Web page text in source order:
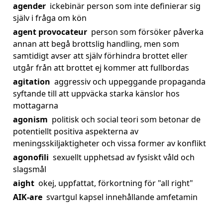
agender ickebinär person som inte definierar sig
själv i fråga om kön
agent provocateur person som försöker påverka
annan att begå brottslig handling, men som
samtidigt avser att själv förhindra brottet eller
utgår från att brottet ej kommer att fullbordas
agitation aggressiv och uppeggande propaganda
syftande till att uppväcka starka känslor hos
mottagarna
agonism politisk och social teori som betonar de
potentiellt positiva aspekterna av
meningsskiljaktigheter och vissa former av konflikt
agonofili sexuellt upphetsad av fysiskt våld och
slagsmål
aight okej, uppfattat, förkortning för "all right"
AIK-are svartgul kapsel innehållande amfetamin